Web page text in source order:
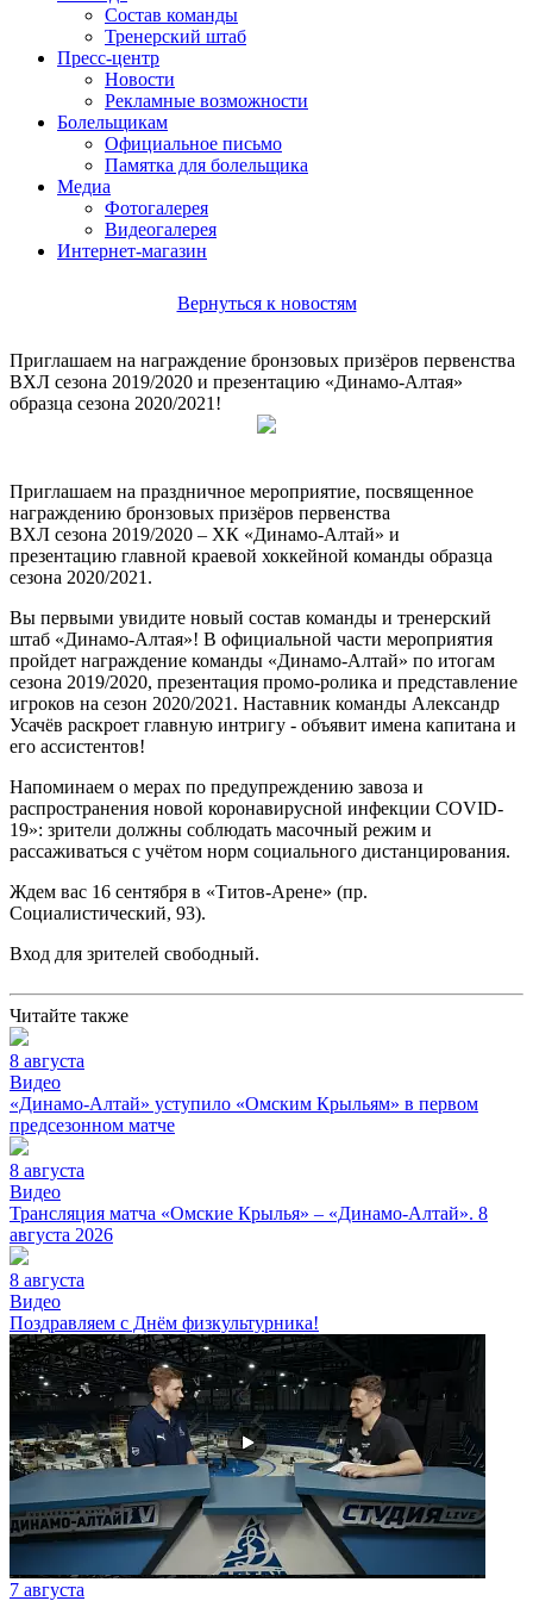
Состав команды
Тренерский штаб
Пресс-центр
Новости
Рекламные возможности
Болельщикам
Официальное письмо
Памятка для болельщика
Медиа
Фотогалерея
Видеогалерея
Интернет-магазин
Вернуться к новостям
Приглашаем на награждение бронзовых призёров первенства
ВХЛ сезона 2019/2020 и презентацию «Динамо-Алтая»
образца сезона 2020/2021!
Приглашаем на праздничное мероприятие, посвященное
награждению бронзовых призёров первенства
ВХЛ сезона 2019/2020 – ХК «Динамо-Алтай» и
презентацию главной краевой хоккейной команды образца
сезона 2020/2021.
Вы первыми увидите новый состав команды и тренерский
штаб «Динамо-Алтая»! В официальной части мероприятия
пройдет награждение команды «Динамо-Алтай» по итогам
сезона 2019/2020, презентация промо-ролика и представление
игроков на сезон 2020/2021. Наставник команды Александр
Усачёв раскроет главную интригу - объявит имена капитана и
его ассистентов!
Напоминаем о мерах по предупреждению завоза и
распространения новой коронавирусной инфекции COVID-
19»: зрители должны соблюдать масочный режим и
рассаживаться с учётом норм социального дистанцирования.
Ждем вас 16 сентября в «Титов-Арене» (пр.
Социалистический, 93).
Вход для зрителей свободный.
Читайте также
8 августа
Видео
«Динамо-Алтай» уступило «Омским Крыльям» в первом
предсезонном матче
8 августа
Видео
Трансляция матча «Омские Крылья» – «Динамо-Алтай». 8
августа 2026
8 августа
Видео
Поздравляем с Днём физкультурника!
7 августа